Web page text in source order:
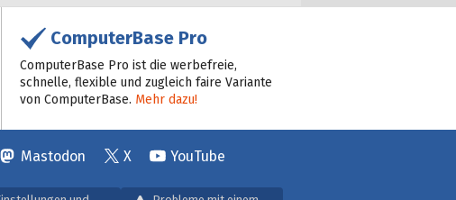
ComputerBase Pro
ComputerBase Pro ist die werbefreie,
schnelle, flexible und zugleich faire Variante
von ComputerBase. Mehr dazu!
Mastodon X YouTube